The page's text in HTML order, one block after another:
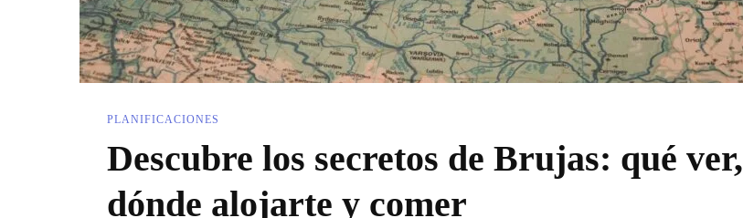
PLANIFICACIONES
Descubre los secretos de Brujas: qué ver,
dónde alojarte y comer